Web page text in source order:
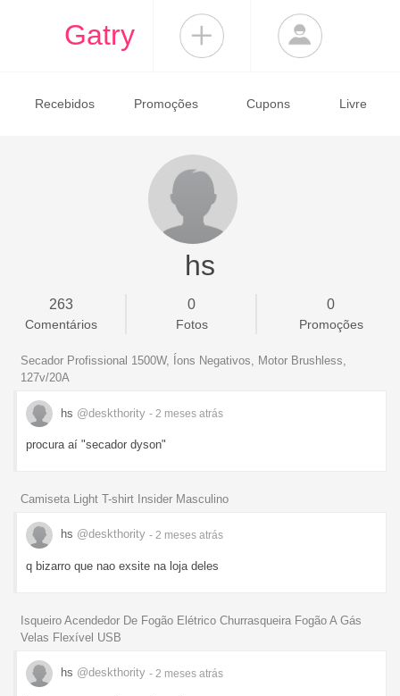
Gatry
Recebidos Promoções Cupons Livre
hs
263
Comentários
0
Fotos
0
Promoções
Secador Profissional 1500W, Íons Negativos, Motor Brushless,
127v/20A
hs @deskthority - 2 meses atrás
procura aí "secador dyson"
Camiseta Light T-shirt Insider Masculino
hs @deskthority - 2 meses atrás
q bizarro que nao exsite na loja deles
Isqueiro Acendedor De Fogão Elétrico Churrasqueira Fogão A Gás
Velas Flexível USB
hs @deskthority - 2 meses atrás